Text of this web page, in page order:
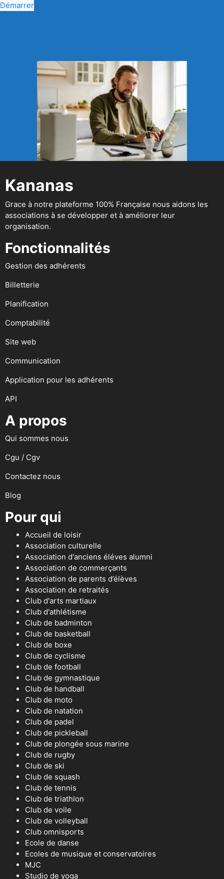
Démarrer
Kananas
Grace à notre plateforme 100% Française nous aidons les
associations à se développer et à améliorer leur
organisation.
Fonctionnalités
Gestion des adhérents
Billetterie
Planification
Comptabilité
Site web
Communication
Application pour les adhérents
API
A propos
Qui sommes nous
Cgu / Cgv
Contactez nous
Blog
Pour qui
Accueil de loisir
Association culturelle
Association d'anciens éléves alumni
Association de commerçants
Association de parents d’élèves
Association de retraités
Club d'arts martiaux
Club d'athlétisme
Club de badminton
Club de basketball
Club de boxe
Club de cyclisme
Club de football
Club de gymnastique
Club de handball
Club de moto
Club de natation
Club de padel
Club de pickleball
Club de plongée sous marine
Club de rugby
Club de ski
Club de squash
Club de tennis
Club de triathlon
Club de voile
Club de volleyball
Club omnisports
Ecole de danse
Ecoles de musique et conservatoires
MJC
Studio de yoga